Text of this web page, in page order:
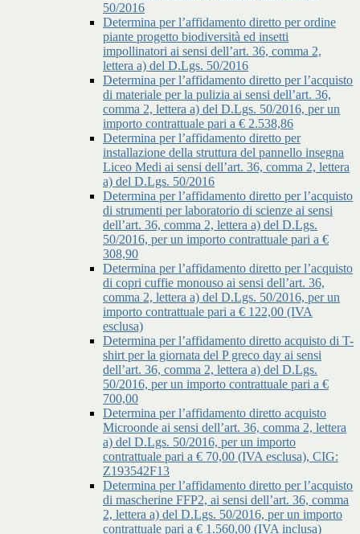
50/2016
Determina per l’affidamento diretto per ordine
piante progetto biodiversità ed insetti
impollinatori ai sensi dell’art. 36, comma 2,
lettera a) del D.Lgs. 50/2016
Determina per l’affidamento diretto per l’acquisto
di materiale per la pulizia ai sensi dell’art. 36,
comma 2, lettera a) del D.Lgs. 50/2016, per un
importo contrattuale pari a € 2.538,86
Determina per l’affidamento diretto per
installazione della struttura del pannello insegna
Liceo Medi ai sensi dell’art. 36, comma 2, lettera
a) del D.Lgs. 50/2016
Determina per l’affidamento diretto per l’acquisto
di strumenti per laboratorio di scienze ai sensi
dell’art. 36, comma 2, lettera a) del D.Lgs.
50/2016, per un importo contrattuale pari a €
308,90
Determina per l’affidamento diretto per l’acquisto
di copri cuffie monouso ai sensi dell’art. 36,
comma 2, lettera a) del D.Lgs. 50/2016, per un
importo contrattuale pari a € 122,00 (IVA
esclusa)
Determina per l’affidamento diretto acquisto di T-
shirt per la giornata del P greco day ai sensi
dell’art. 36, comma 2, lettera a) del D.Lgs.
50/2016, per un importo contrattuale pari a €
700,00
Determina per l’affidamento diretto acquisto
Microonde ai sensi dell’art. 36, comma 2, lettera
a) del D.Lgs. 50/2016, per un importo
contrattuale pari a € 70,00 (IVA esclusa), CIG:
Z193542F13
Determina per l’affidamento diretto per l’acquisto
di mascherine FFP2, ai sensi dell’art. 36, comma
2, lettera a) del D.Lgs. 50/2016, per un importo
contrattuale pari a € 1.560,00 (IVA inclusa)